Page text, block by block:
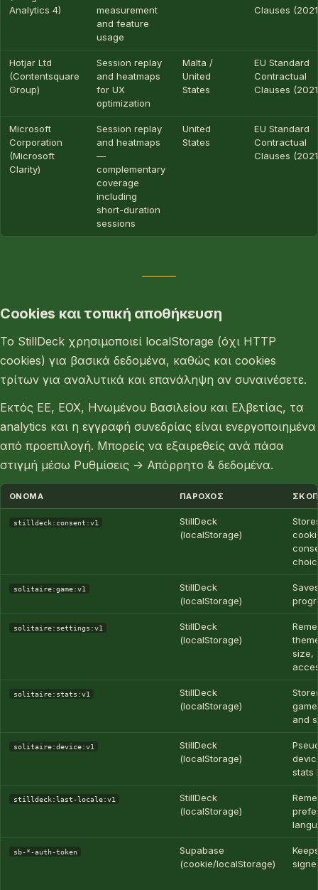
Analytics 4)
measurement
and feature
usage
Clauses
Hotjar Ltd
(Contentsquare
Group)
Session replay
and heatmaps
for UX
optimization
Malta /
United
States
EU Standard
Contractual
Clauses
Microsoft
Corporation
(Microsoft
Clarity)
Session replay
and heatmaps
—
complementary
coverage
including
short-duration
sessions
United
States
EU Standard
Contractual
Clauses
Cookies και τοπική αποθήκευση
Το StillDeck χρησιμοποιεί localStorage (όχι HTTP
cookies) για βασικά δεδομένα, καθώς και cookies
τρίτων για αναλυτικά και επανάληψη αν συναινέσετε.
Εκτός ΕΕ, ΕΟΧ, Ηνωμένου Βασιλείου και Ελβετίας, τα
analytics και η εγγραφή συνεδρίας είναι ενεργοποιημένα
από προεπιλογή. Μπορείς να εξαιρεθείς ανά πάσα
στιγμή μέσω Ρυθμίσεις → Απόρρητο & δεδομένα.
ΌΝΟΜΑ ΠΆΡΟΧΟΣ
stilldeck:consent:v1
StillDeck
(localStorage)
solitaire:game:v1
StillDeck
(localStorage)
solitaire:settings:v1
StillDeck
(localStorage)
size,
solitaire:stats:v1
StillDeck
(localStorage)
and
solitaire:device:v1
StillDeck
(localStorage)
stats
stilldeck:last-locale:v1
StillDeck
(localStorage)
sb-*-auth-token
Supabase
(cookie/localStorage)